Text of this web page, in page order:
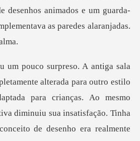
a para outro estilo
para crianças. Ao mesmo